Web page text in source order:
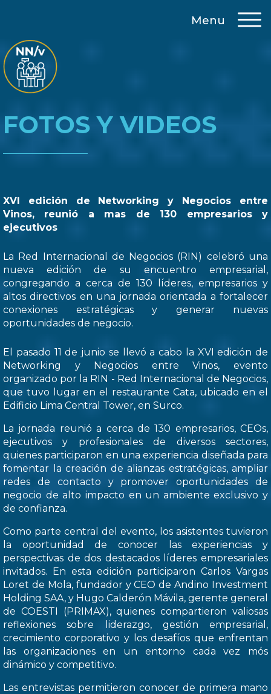
Menu
FOTOS Y VIDEOS
XVI edición de Networking y Negocios entre
Vinos, reunió a mas de 130 empresarios y
ejecutivos
La Red Internacional de Negocios (RIN) celebró una
nueva edición de su encuentro empresarial,
congregando a cerca de 130 líderes, empresarios y
altos directivos en una jornada orientada a fortalecer
conexiones estratégicas y generar nuevas
oportunidades de negocio.
El pasado 11 de junio se llevó a cabo la XVI edición de
Networking y Negocios entre Vinos, evento
organizado por la RIN - Red Internacional de Negocios,
que tuvo lugar en el restaurante Cata, ubicado en el
Edificio Lima Central Tower, en Surco.
La jornada reunió a cerca de 130 empresarios, CEOs,
ejecutivos y profesionales de diversos sectores,
quienes participaron en una experiencia diseñada para
fomentar la creación de alianzas estratégicas, ampliar
redes de contacto y promover oportunidades de
negocio de alto impacto en un ambiente exclusivo y
de confianza.
Como parte central del evento, los asistentes tuvieron
la oportunidad de conocer las experiencias y
perspectivas de dos destacados líderes empresariales
invitados. En esta edición participaron Carlos Vargas
Loret de Mola, fundador y CEO de Andino Investment
Holding SAA, y Hugo Calderón Mávila, gerente general
de COESTI (PRIMAX), quienes compartieron valiosas
reflexiones sobre liderazgo, gestión empresarial,
crecimiento corporativo y los desafíos que enfrentan
las organizaciones en un entorno cada vez mós
dinámico y competitivo.
Las entrevistas permitieron conocer de primera mano